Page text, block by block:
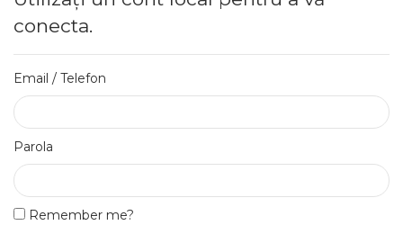
conecta.
Email / Telefon
Parola
Remember me?